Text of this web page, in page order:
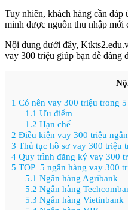
Tuy nhiên, khách hàng cần
minh được nguồn thu nhập mới
Nội dung dưới đây,
vay 300 triệu giúp bạn dễ dàng
1 Có nên vay 300 triệu trong 5
1.1 Ưu điểm
1.2 Hạn chế
2 Điều kiện vay 300 triệu
3 Thủ tục hồ sơ vay 300 triệu
4 Quy trình đăng ký vay 300
5 TOP 5 ngân hàng vay 300
5.1 Ngân hàng Agribank
5.2 Ngân hàng
5.3 Ngân hàng Vietinbank